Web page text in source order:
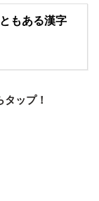
もある漢字
ップ！